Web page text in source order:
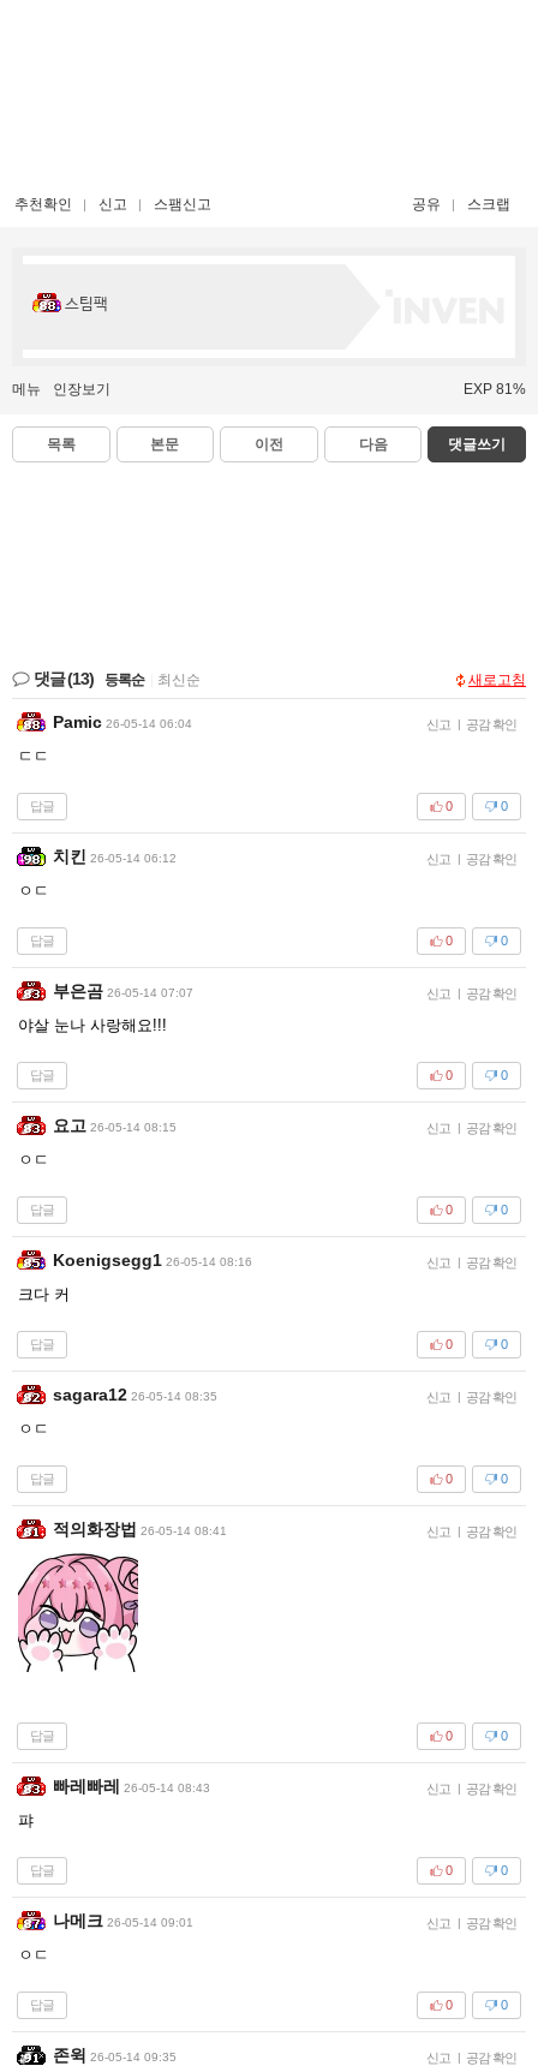
추천확인 신고 스팸신고 공유 스크랩
스팀팩
메뉴 인장보기 EXP 81%
목록 본문 이전 다음 댓글쓰기
댓글(13) 등록순 최신순 새로고침
Pamic 26-05-14 06:04 신고 | 공감 확인
ㄷㄷ
답글 0
0
치킨 26-05-14 06:12 신고 | 공감 확인
ㅇㄷ
답글 0
0
부은곰 26-05-14 07:07 신고 | 공감 확인
야살 눈나 사랑해요!!!
답글 0
0
요고 26-05-14 08:15 신고 | 공감 확인
ㅇㄷ
답글 0
0
Koenigsegg1 26-05-14 08:16 신고 | 공감 확인
크다 커
답글 0
0
sagara12 26-05-14 08:35 신고 | 공감 확인
ㅇㄷ
답글 0
0
적의화장법 26-05-14 08:41 신고 | 공감 확인
답글 0
0
빠레빠레 26-05-14 08:43 신고 | 공감 확인
퍄
답글 0
0
나메크 26-05-14 09:01 신고 | 공감 확인
ㅇㄷ
답글 0
0
존윅 26-05-14 09:35 신고 | 공감 확인